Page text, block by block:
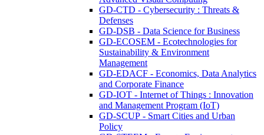
GD-CTD - Cybersecurity : Threats &
Defenses
GD-DSB - Data Science for Business
GD-ECOSEM - Ecotechnologies for
Sustainability & Environment
Management
GD-EDACF - Economics, Data Analytics
and Corporate Finance
GD-IOT - Internet of Things : Innovation
and Management Program (IoT)
GD-SCUP - Smart Cities and Urban
Policy